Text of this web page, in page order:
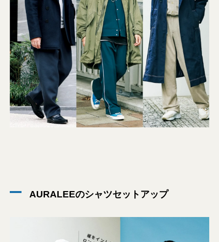
AURALEEのシャツセットアップ